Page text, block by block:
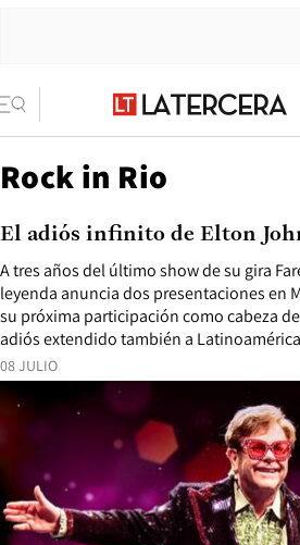
Rock in Rio
08 JULIO
A tres años del último show de su gira
leyenda anuncia dos presentaciones en
su próxima participación como cabeza
adiós extendido también a
El adiós infinito de Elton